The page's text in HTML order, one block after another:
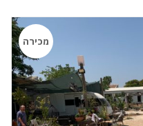
מכירה